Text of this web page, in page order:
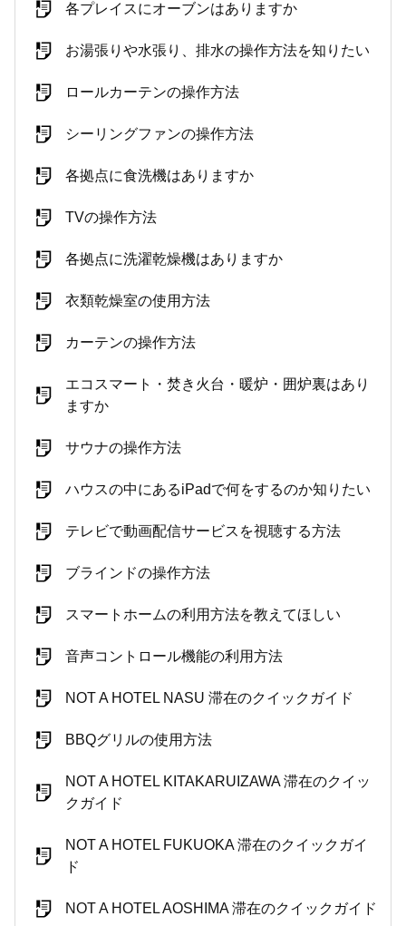
各プレイスにオーブンはありますか
お湯張りや水張り、排水の操作方法を知りたい
ロールカーテンの操作方法
シーリングファンの操作方法
各拠点に食洗機はありますか
TVの操作方法
各拠点に洗濯乾燥機はありますか
衣類乾燥室の使用方法
カーテンの操作方法
エコスマート・焚き火台・暖炉・囲炉裏はあり
ますか
サウナの操作方法
ハウスの中にあるiPadで何をするのか知りたい
テレビで動画配信サービスを視聴する方法
ブラインドの操作方法
スマートホームの利用方法を教えてほしい
音声コントロール機能の利用方法
NOT A HOTEL NASU 滞在のクイックガイド
BBQグリルの使用方法
NOT A HOTEL KITAKARUIZAWA 滞在のクイッ
クガイド
NOT A HOTEL FUKUOKA 滞在のクイックガイ
ド
NOT A HOTEL AOSHIMA 滞在のクイックガイド